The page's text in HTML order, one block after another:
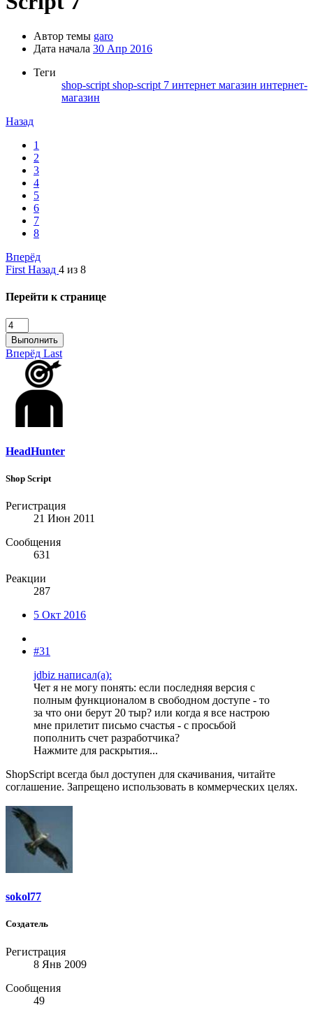
Автор темы garo
Дата начала 30 Апр 2016
Теги
shop-script shop-script 7 интернет магазин интернет-
магазин
Назад
1
2
3
4
5
6
7
8
Вперёд
First Назад 4 из 8
Перейти к странице
Выполнить
Вперёд Last
HeadHunter
Shop Script
Регистрация
21 Июн 2011
Сообщения
631
Реакции
287
5 Окт 2016
#31
jdbiz написал(а):
Чет я не могу понять: если последняя версия с
полным функционалом в свободном доступе - то
за что они берут 20 тыр? или когда я все настрою
мне прилетит письмо счастья - с просьбой
пополнить счет разработчика?
Нажмите для раскрытия...
ShopScript всегда был доступен для скачивания, читайте
соглашение. Запрещено использовать в коммерческих целях.
sokol77
Создатель
Регистрация
8 Янв 2009
Сообщения
49